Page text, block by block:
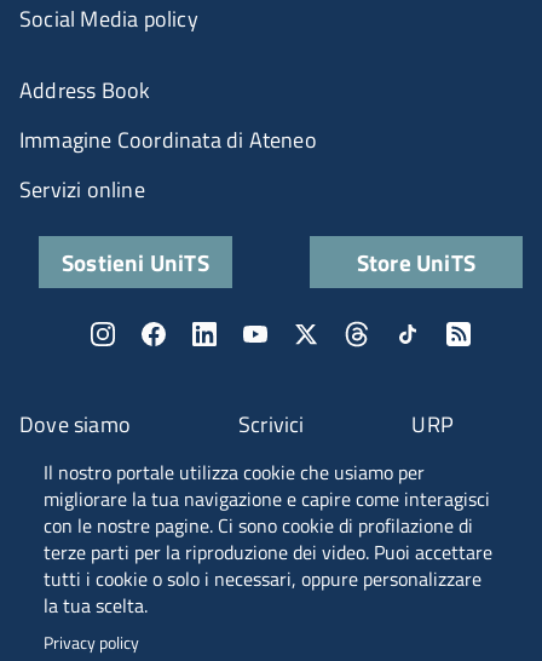
Il nostro portale utilizza cookie che usiamo per
migliorare la tua navigazione e capire come interagisci
con le nostre pagine. Ci sono cookie di profilazione di
terze parti per la riproduzione dei video. Puoi accettare
tutti i cookie o solo i necessari, oppure personalizzare
la tua scelta.
Privacy policy
Piazzale Europa, 1 - 34127 - Trieste, Italia -
Tel. +39 040 558 7111 - P.IVA 00211830328
Fascia A ANVUR
Dove siamo Scrivici URP
Social Media policy
Address Book
Immagine Coordinata di Ateneo
Servizi online
Sostieni UniTS Store UniTS